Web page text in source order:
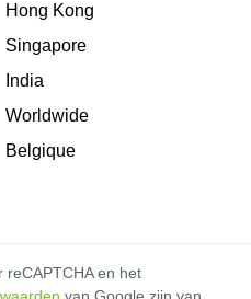
Hong Kong
Singapore
India
Worldwide
Belgique
reCAPTCHA en het